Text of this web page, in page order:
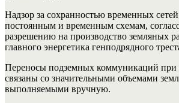
Надзор за сохранностью временных
постоянным и временным схемам,
разрешению на производство земляных
главного энергетика генподрядного
Переносы подземных коммуникаций при
связаны со значительными объемами
выполняемыми вручную.